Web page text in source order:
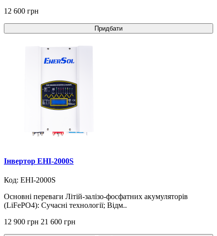
12 600 грн
Придбати
Інвертор EHI-2000S
Код: EHI-2000S
Основні переваги Літій-залізо-фосфатних акумуляторів
(LiFePO4): Сучасні технології; Відм..
12 900 грн 21 600 грн